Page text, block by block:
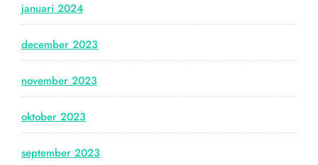
januari 2024
december 2023
november 2023
oktober 2023
september 2023